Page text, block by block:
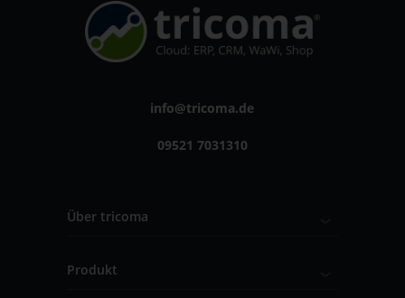
info@tricoma.de
09521 7031310
Über tricoma
Produkt